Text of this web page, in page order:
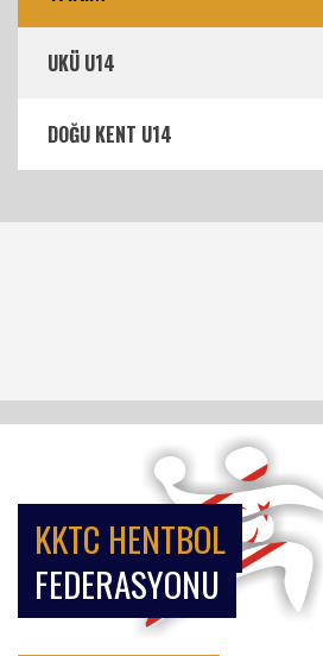
UKÜ U14
DOĞU KENT U14
KKTC HENTBOL
FEDERASYONU